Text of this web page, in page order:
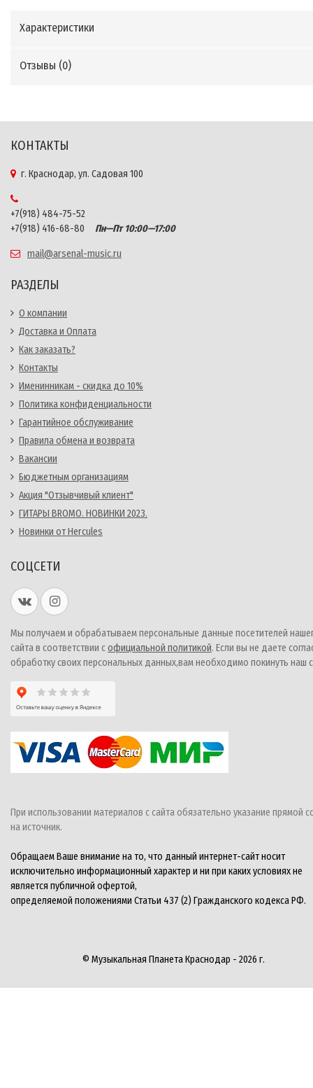
Характеристики
Отзывы (0)
КОНТАКТЫ
г. Краснодар, ул. Садовая 100
+7(918) 484-75-52
+7(918) 416-68-80
Пн—Пт 10:00—17:00
mail@arsenal-music.ru
РАЗДЕЛЫ
О компании
Доставка и Оплата
Как заказать?
Контакты
Именинникам - скидка до 10%
Политика конфиденциальности
Гарантийное обслуживание
Правила обмена и возврата
Вакансии
Бюджетным организациям
Акция "Отзывчивый клиент"
ГИТАРЫ BROMO. НОВИНКИ 2023.
Новинки от Hercules
СОЦСЕТИ
Мы получаем и обрабатываем персональные данные посетителей
сайта в соответствии софициальной политикой. Если вы не даете
обработку своих персональных данных,вам необходимо покинуть наш
При использовании материалов с сайта обязательно указание прямой
на источник.
Обращаем Ваше внимание на то, что данный интернет-сайт носит
исключительно информационный характер и ни при каких условиях не
является публичной офертой,
определяемой положениями Статьи 437 (2) Гражданского кодекса РФ.
© Музыкальная Планета Краснодар - 2026 г.